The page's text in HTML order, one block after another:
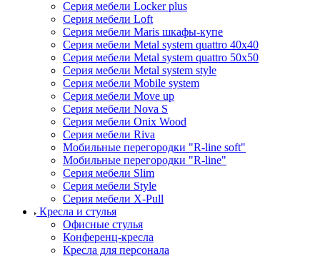
Серия мебели Locker plus
Серия мебели Loft
Серия мебели Maris шкафы-купе
Серия мебели Metal system quattro 40x40
Серия мебели Metal system quattro 50x50
Серия мебели Metal system style
Серия мебели Mobile system
Серия мебели Move up
Серия мебели Nova S
Серия мебели Onix Wood
Серия мебели Riva
Мобильные перегородки "R-line soft"
Мобильные перегородки "R-line"
Серия мебели Slim
Серия мебели Style
Серия мебели X-Pull
Кресла и стулья
Офисные стулья
Конференц-кресла
Кресла для персонала